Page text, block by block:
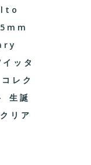
ッタ
レク
生誕
リア